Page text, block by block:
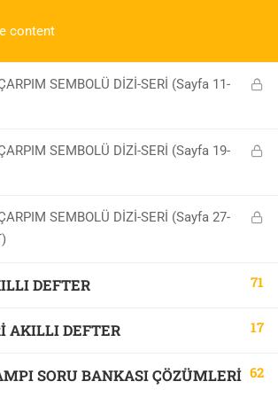
0 536 360 68 27
SEMBOLÜ DİZİ-SERİ (Sayfa 1-10)
SEMBOLÜ DİZİ-SERİ (Sayfa 11-
SEMBOLÜ DİZİ-SERİ (Sayfa 19-
SEMBOLÜ DİZİ-SERİ (Sayfa 27-
DEFTER 71
AKILLI DEFTER 17
SORU BANKASI ÇÖZÜMLERİ 62
ÖABT